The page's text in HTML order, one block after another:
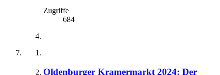
Zugriffe
684
Oldenburger Kramermarkt 2024: Der